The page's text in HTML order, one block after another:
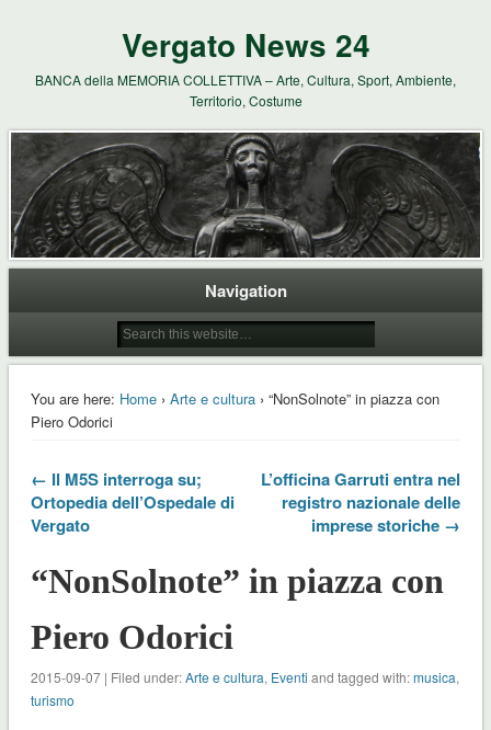
Vergato News 24
BANCA della MEMORIA COLLETTIVA – Arte, Cultura, Sport, Ambiente,
Territorio, Costume
Navigation
You are here: Home› Arte e cultura› “NonSolnote” in piazza con
Piero Odorici
← Il M5S interroga su;
Ortopedia dell’Ospedale di
Vergato
L’officina Garruti entra nel
registro nazionale delle
imprese storiche →
“NonSolnote” in piazza con
Piero Odorici
2015-09-07 | Filed under:Arte e cultura, Eventi and tagged with:musica,
turismo